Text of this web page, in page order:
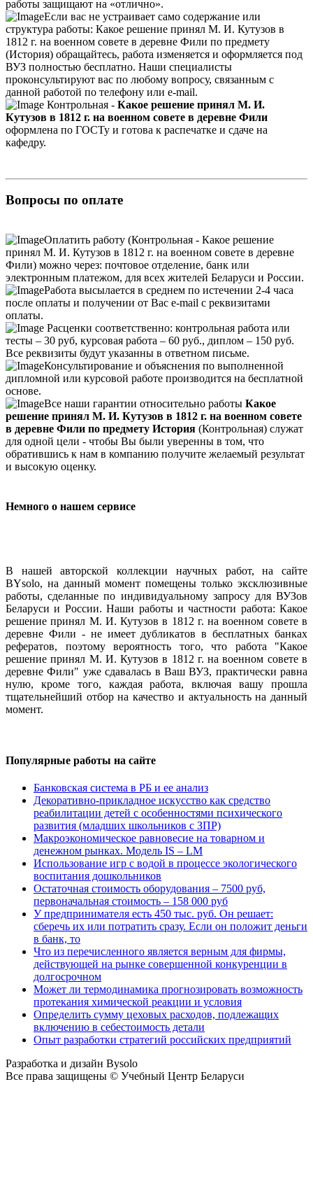
работы защищают на «отлично».
Если вас не устраивает само содержание или
структура работы: Какое решение принял М. И. Кутузов в
1812 г. на военном совете в деревне Фили по предмету
(История) обращайтесь, работа изменяется и оформляется под
ВУЗ полностью бесплатно. Наши специалисты
проконсультируют вас по любому вопросу, связанным с
данной работой по телефону или e-mail.
Контрольная - Какое решение принял М. И.
Кутузов в 1812 г. на военном совете в деревне Фили
оформлена по ГОСТу и готова к распечатке и сдаче на
кафедру.
Вопросы по оплате
Оплатить работу (Контрольная - Какое решение
принял М. И. Кутузов в 1812 г. на военном совете в деревне
Фили) можно через: почтовое отделение, банк или
электронным платежом, для всех жителей Беларуси и России.
Работа высылается в среднем по истечении 2-4 часа
после оплаты и получении от Вас e-mail с реквизитами
оплаты.
Расценки соответственно: контрольная работа или
тесты – 30 руб, курсовая работа – 60 руб., диплом – 150 руб.
Все реквизиты будут указанны в ответном письме.
Консультирование и объяснения по выполненной
дипломной или курсовой работе производится на бесплатной
основе.
Все наши гарантии относительно работы Какое
решение принял М. И. Кутузов в 1812 г. на военном совете
в деревне Фили по предмету История (Контрольная) служат
для одной цели - чтобы Вы были уверенны в том, что
обратившись к нам в компанию получите желаемый результат
и высокую оценку.
Немного о нашем сервисе
В нашей авторской коллекции научных работ, на сайте
BYsolo, на данный момент помещены только эксклюзивные
работы, сделанные по индивидуальному запросу для ВУЗов
Беларуси и России. Наши работы и частности работа: Какое
решение принял М. И. Кутузов в 1812 г. на военном совете в
деревне Фили - не имеет дубликатов в бесплатных банках
рефератов, поэтому вероятность того, что работа "Какое
решение принял М. И. Кутузов в 1812 г. на военном совете в
деревне Фили" уже сдавалась в Ваш ВУЗ, практически равна
нулю, кроме того, каждая работа, включая вашу прошла
тщательнейший отбор на качество и актуальность на данный
момент.
Популярные работы на сайте
Банковская система в РБ и ее анализ
Декоративно-прикладное искусство как средство
реабилитации детей с особенностями психического
развития (младших школьников с ЗПР)
Макроэкономическое равновесие на товарном и
денежном рынках. Модель IS – LM
Использование игр с водой в процессе экологического
воспитания дошкольников
Остаточная стоимость оборудования – 7500 руб,
первоначальная стоимость – 158 000 руб
У предпринимателя есть 450 тыс. руб. Он решает:
сберечь их или потратить сразу. Если он положит деньги
в банк, то
Что из перечисленного является верным для фирмы,
действующей на рынке совершенной конкуренции в
долгосрочном
Может ли термодинамика прогнозировать возможность
протекания химической реакции и условия
Определить сумму цеховых расходов, подлежащих
включению в себестоимость детали
Опыт разработки стратегий российских предприятий
Разработка и дизайн Bysolo
Все права защищены © Учебный Центр Беларуси